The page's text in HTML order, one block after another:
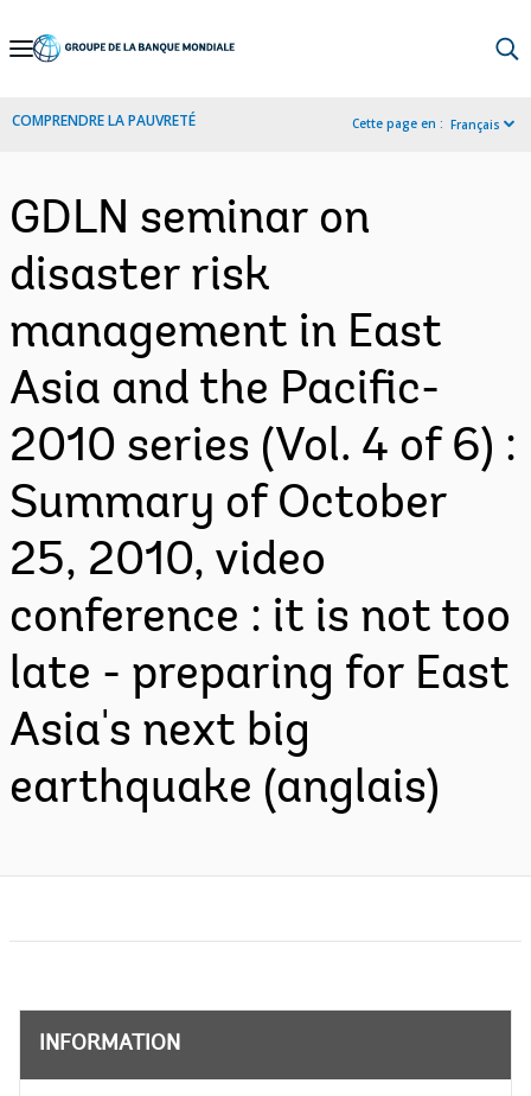
Skip
Navigation
COMPRENDRE LA PAUVRETÉ Cette page en : Français
GDLN seminar on
disaster risk
management in East
Asia and the Pacific-
2010 series (Vol. 4 of 6) :
Summary of October
25, 2010, video
conference : it is not too
late - preparing for East
Asia's next big
earthquake (anglais)
INFORMATION